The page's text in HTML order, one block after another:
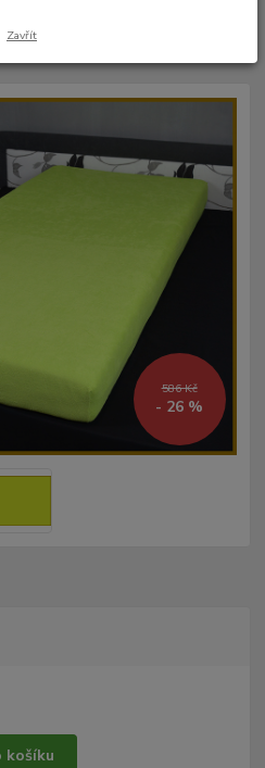
586 Kč
- 26 %
košíku
Zavřít